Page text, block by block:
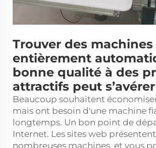
Trouver des
entièrement
bonne qualité à des
attractifs peut
Beaucoup souhaitent
mais ont besoin d'une machine
longtemps. Un bon point de
Internet. Les sites web
nombreuses machines, et vous